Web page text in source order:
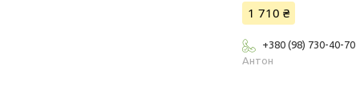
1 710 ₴
+380 (98) 730-40-70
Антон